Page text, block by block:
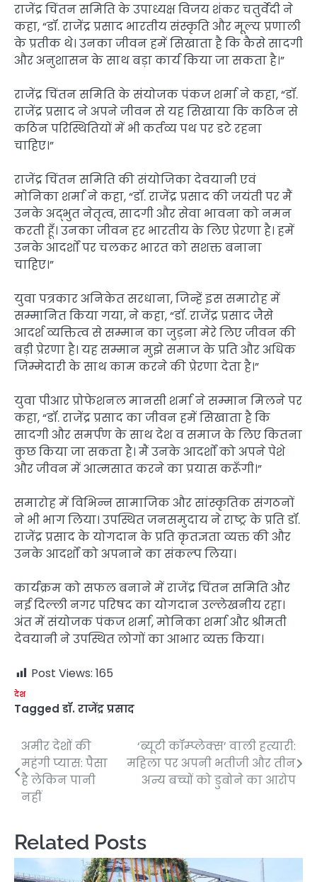
राजेंद्र चिंतन समिति के उपाध्यक्ष विजय शंकर चतुर्वेदी ने
कहा, “डॉ. राजेंद्र प्रसाद भारतीय संस्कृति और मूल्य प्रणाली
के प्रतीक थे। उनका जीवन हमें सिखाता है कि कैसे सादगी
और अनुशासन के साथ बड़ा कार्य किया जा सकता है।”
राजेंद्र चिंतन समिति के संयोजक पंकज शर्मा ने कहा, “डॉ.
राजेंद्र प्रसाद ने अपने जीवन से यह सिखाया कि कठिन से
कठिन परिस्थितियों में भी कर्तव्य पथ पर डटे रहना
चाहिए।”
राजेंद्र चिंतन समिति की संयोजिका देवयानी एवं
मोनिका शर्मा ने कहा, “डॉ. राजेंद्र प्रसाद की जयंती पर मैं
उनके अद्भुत नेतृत्व, सादगी और सेवा भावना को नमन
करती हूँ। उनका जीवन हर भारतीय के लिए प्रेरणा है। हमें
उनके आदर्शों पर चलकर भारत को सशक्त बनाना
चाहिए।”
युवा पत्रकार अनिकेत सरधाना, जिन्हें इस समारोह में
सम्मानित किया गया, ने कहा, “डॉ. राजेंद्र प्रसाद जैसे
आदर्श व्यक्तित्व से सम्मान का जुड़ना मेरे लिए जीवन की
बड़ी प्रेरणा है। यह सम्मान मुझे समाज के प्रति और अधिक
जिम्मेदारी के साथ काम करने की प्रेरणा देता है।”
युवा पीआर प्रोफेशनल मानसी शर्मा ने सम्मान मिलने पर
कहा, “डॉ. राजेंद्र प्रसाद का जीवन हमें सिखाता है कि
सादगी और समर्पण के साथ देश व समाज के लिए कितना
कुछ किया जा सकता है। मैं उनके आदर्शों को अपने पेशे
और जीवन में आत्मसात करने का प्रयास करूँगी।”
समारोह में विभिन्न सामाजिक और सांस्कृतिक संगठनों
ने भी भाग लिया। उपस्थित जनसमुदाय ने राष्ट्र के प्रति डॉ.
राजेंद्र प्रसाद के योगदान के प्रति कृतज्ञता व्यक्त की और
उनके आदर्शों को अपनाने का संकल्प लिया।
कार्यक्रम को सफल बनाने में राजेंद्र चिंतन समिति और
नई दिल्ली नगर परिषद का योगदान उल्लेखनीय रहा।
अंत में संयोजक पंकज शर्मा, मोनिका शर्मा और श्रीमती
देवयानी ने उपस्थित लोगों का आभार व्यक्त किया।
Post Views: 165
देश
Tagged डॉ. राजेंद्र प्रसाद
Post
navigation
अमीर देशों की
महंगी प्यास: पैसा
है लेकिन पानी
नहीं
‘ब्यूटी कॉम्प्लेक्स’ वाली हत्यारी:
महिला पर अपनी भतीजी और तीन
अन्य बच्चों को डुबोने का आरोप
Related Posts